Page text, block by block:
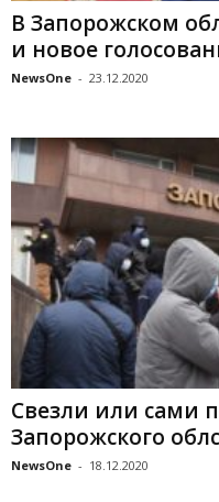
В Запорожском
и новое
NewsOne - 23.12.2020
Свезли или сами
Запорожского
NewsOne - 18.12.2020